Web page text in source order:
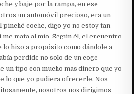
y baje por la rampa, en ese
un automóvil precioso, era un
coche, digo yo no estoy tan
mata al mío. Según él, el encuentro
hizo a propósito como dándole a
perdido no solo de un coge
un tipo con mucho mas dinero que yo
lo que yo pudiera ofrecerle. Nos
nosotros nos dirigimos